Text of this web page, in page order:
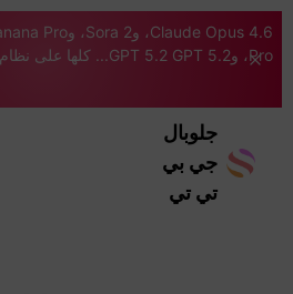
Pro، وGPT 5.2 GPT 5.2... كلها على نظام Pro. 46% OFF
جلوبال
جي بي
تي تي